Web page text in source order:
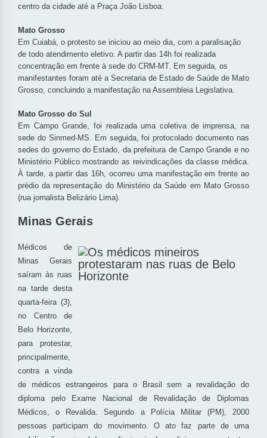
centro da cidade até a Praça João Lisboa.
Mato Grosso
Em Cuiabá, o protesto se iniciou ao meio dia, com a paralisação
de todo atendimento eletivo. A partir das 14h foi realizada
concentração em frente à sede do CRM-MT. Em seguida, os
manifestantes foram até a Secretaria de Estado de Saúde de Mato
Grosso, concluindo a manifestação na Assembleia Legislativa.
Mato Grosso do Sul
Em Campo Grande, foi realizada uma coletiva de imprensa, na
sede do Sinmed-MS. Em seguida, foi protocolado documento nas
sedes do governo do Estado, da prefeitura de Campo Grande e no
Ministério Público mostrando as reivindicações da classe médica.
À tarde, a partir das 16h, ocorreu uma manifestação em frente ao
prédio da representação do Ministério da Saúde em Mato Grosso
(rua jornalista Belizário Lima).
Minas Gerais
Médicos de
Minas Gerais
saíram às ruas
na tarde desta
quarta-feira (3),
no Centro de
Belo Horizonte,
para protestar,
principalmente,
contra a vinda
de médicos estrangeiros para o Brasil sem a revalidação do
diploma pelo Exame Nacional de Revalidação de Diplomas
Médicos, o Revalida. Segundo a Polícia Militar (PM), 2000
pessoas participam do movimento. O ato faz parte de uma